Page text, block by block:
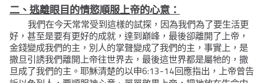
二、逃離眼目的情慾順服上帝的心意：
我們在今天常常受到這樣的試探，因為我們為了要生活更
好，甚至是要有更好的成就，達到巔峰，最後卻離開了上帝，
金錢變成我們的主，別人的掌聲變成了我們的主，事實上，是
撒旦引誘我們離開上帝往世界去，最後這世界都是屬牠的，撒
旦成了我們的主。耶穌清楚的以申6:13-14回應指出，上帝曾告